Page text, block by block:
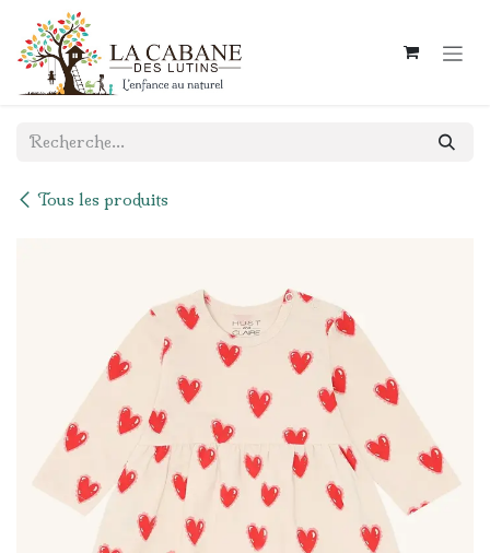
Se rendre au contenu
Tous les produits